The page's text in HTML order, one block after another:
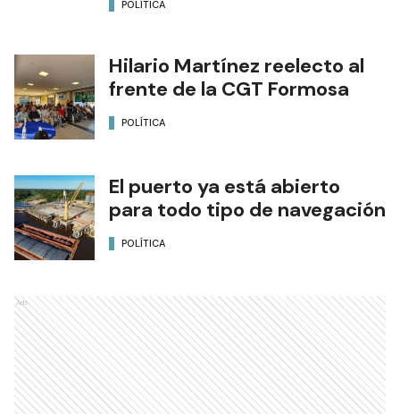
POLÍTICA
Hilario Martínez reelecto al
frente de la CGT Formosa
POLÍTICA
El puerto ya está abierto
para todo tipo de navegación
POLÍTICA
Ads